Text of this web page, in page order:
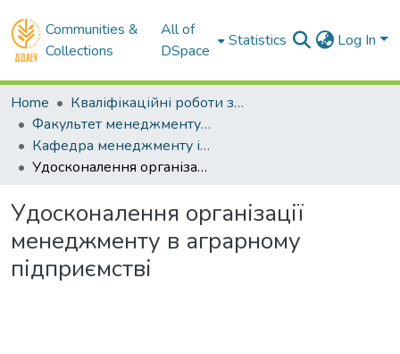
Communities &
Collections
All of
DSpace
Statistics Log In
Home
Кваліфікаційні роботи здобувачів вищої освіти
Факультет менеджменту і маркетингу
Кафедра менеджменту і права. Бакалаври
Удосконалення організації менеджменту в аграрному підприємстві
Удосконалення організації
менеджменту в аграрному
підприємстві